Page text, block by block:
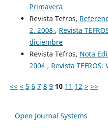
Primavera
Revista Tefros,
2. 2008 , Revista
diciembre
Revista Tefros, Nota
2004 , Revista
<< < 5 6 7 8 9 10 11 12 > >>
Open Journal Systems